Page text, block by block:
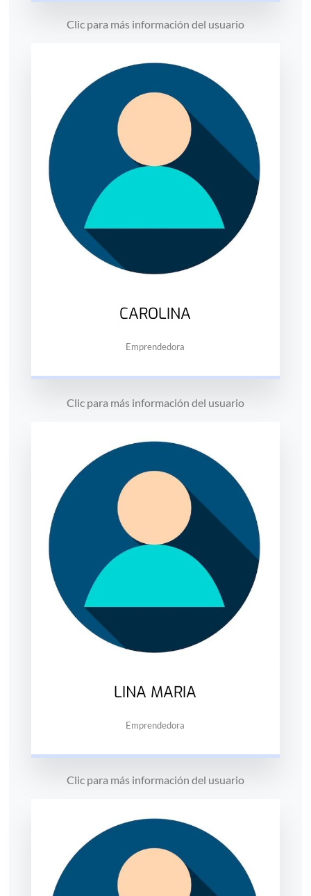
Clic para más información del usuario
CAROLINA
Emprendedora
Clic para más información del usuario
LINA MARIA
Emprendedora
Clic para más información del usuario